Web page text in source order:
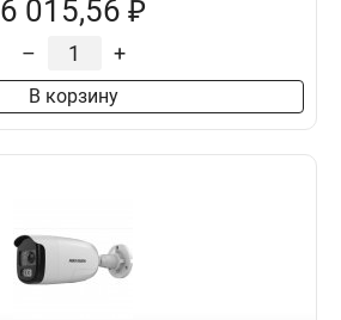
6 015,56 ₽
– +
В корзину